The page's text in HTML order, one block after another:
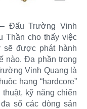
Đấu Trường Vinh
Thần cho thấy việc
sẽ được phát hành
nào. Đa phần trong
Vinh Quang là
hạng “hardcore”
kỹ năng chiến
số các dòng sản